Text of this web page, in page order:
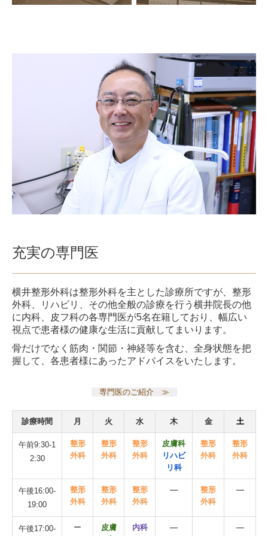
充実の専門医
横井整形外科は整形外科を主とした診療所ですが、整形
外科、リハビリ、その他全般の診療を行う横井院長の他
に内科、皮フ科の各専門医が5名在籍しており、幅広い
視点で患者様の健康な生活に貢献してまいります。
骨だけでなく筋肉・関節・神経等を含む、全身状態を把
握して、各患者様にあったアドバイスをいたします。
専門医のご紹介 ≫
診療時間 月 火 水 木 金 土
午前9:30-1
2:30
整形
外科
整形
外科
整形
外科
皮膚科
リハビ
リ科
整形
外科
整形
外科
午後16:00-
19:00
整形
外科
整形
外科
整形
外科
―
整形
外科
―
午後17:00- ー
皮膚
内科 ― ―